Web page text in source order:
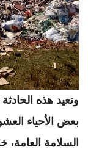
وتعيد هذه
بعض الأحياء
السلامة